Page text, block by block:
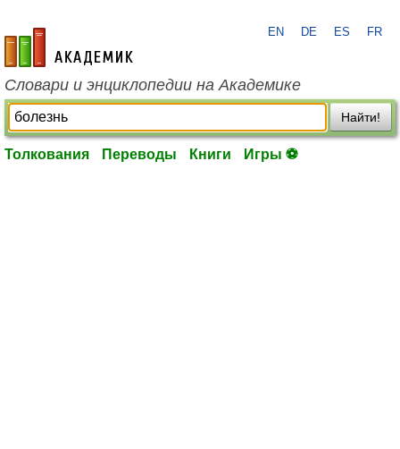
academic.ru
EN DE ES FR
Словари и энциклопедии на Академике
Найти!
Толкования Переводы Книги Игры ⚽